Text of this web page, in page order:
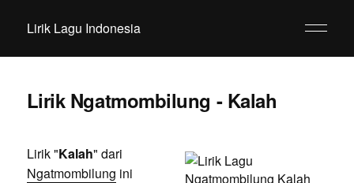
Lirik Lagu Indonesia
Lirik Ngatmombilung - Kalah
Lirik "Kalah" dari
Ngatmombilung ini